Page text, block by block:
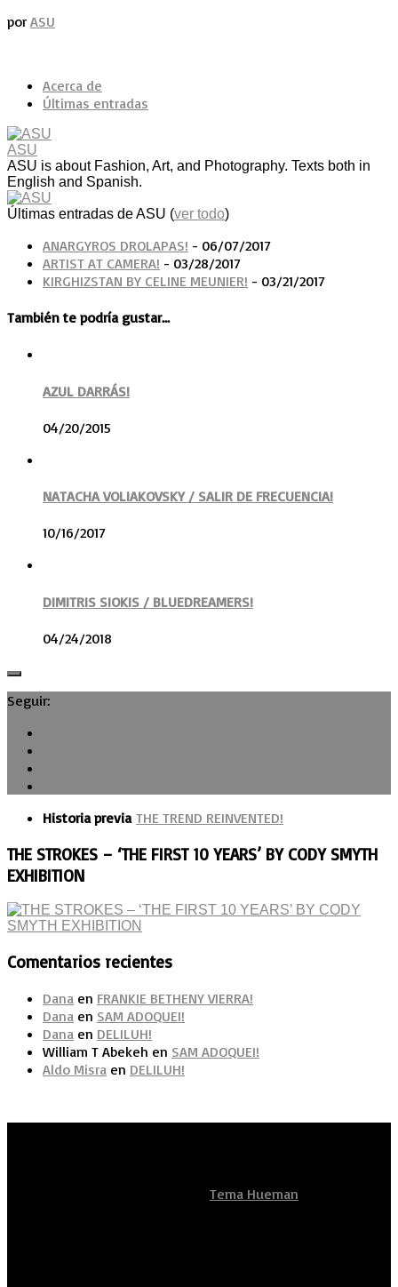
por ASU
Acerca de
Últimas entradas
ASU
ASU is about Fashion, Art, and Photography. Texts both in
English and Spanish.
Últimas entradas de ASU (ver todo)
ANARGYROS DROLAPAS! - 06/07/2017
ARTIST AT CAMERA! - 03/28/2017
KIRGHIZSTAN BY CELINE MEUNIER! - 03/21/2017
También te podría gustar...
AZUL DARRÁS!
04/20/2015
NATACHA VOLIAKOVSKY / SALIR DE FRECUENCIA!
10/16/2017
DIMITRIS SIOKIS / BLUEDREAMERS!
04/24/2018
Seguir:
Historia previa THE TREND REINVENTED!
THE STROKES – ‘THE FIRST 10 YEARS’ BY CODY SMYTH
EXHIBITION
Comentarios recientes
Dana en FRANKIE BETHENY VIERRA!
Dana en SAM ADOQUEI!
Dana en DELILUH!
William T Abekeh en SAM ADOQUEI!
Aldo Misra en DELILUH!
Tema Hueman